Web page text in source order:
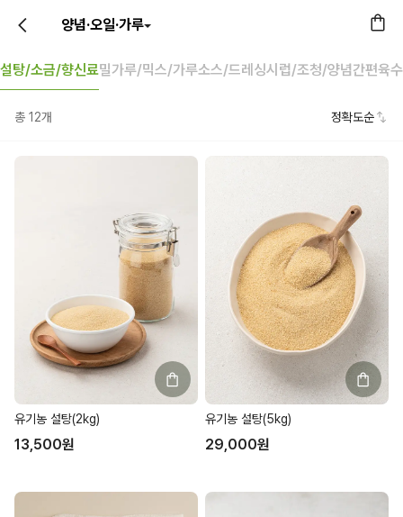
양념·오일·가루
설탕/소금/향신료밀가루/믹스/가루소스/드레싱시럽/조청/양념간편육수
총 12개 정확도순
유기농 설탕(2kg)
13,500원
유기농 설탕(5kg)
29,000원